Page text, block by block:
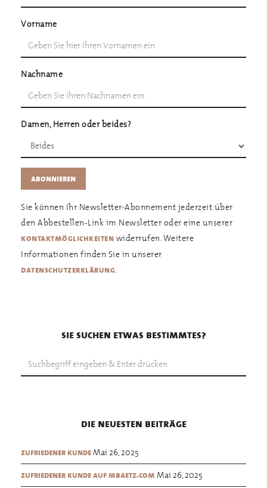
Vorname
Nachname
Damen, Herren oder beides?
Sie können Ihr Newsletter-Abonnement jederzeit über
den Abbestellen-Link im Newsletter oder eine unserer
kontaktmöglichkeiten widerrufen. Weitere
Informationen finden Sie in unserer
datenschutzerklärung.
sie suchen etwas bestimmtes?
die neuesten beiträge
zufriedener kunde Mai 26, 2025
zufriedener kunde auf mbaetz.com Mai 26, 2025